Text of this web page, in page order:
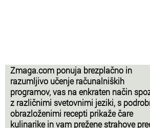
Zmaga.com ponuja brezplačno in
razumljivo učenje računalniških
programov, vas na enkraten način
z različnimi svetovnimi jeziki, s
obrazloženimi recepti prikaže čare
kulinarike in vam prežene strahove